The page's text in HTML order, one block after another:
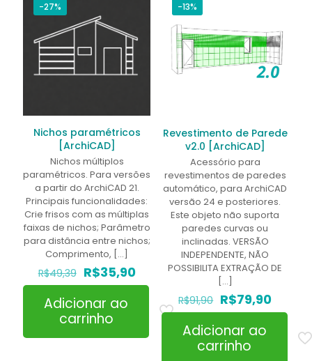
-27%
Nichos paramétricos
[ArchiCAD]
Nichos múltiplos
paramétricos. Para versões
a partir do ArchiCAD 21.
Principais funcionalidades:
Crie frisos com as múltiplas
faixas de nichos; Parâmetro
para distância entre nichos;
Comprimento, […]
R$49,39 O
preço
original
era:
R$49,39.
R$35,90O
preço
R$35,90.
Adicionar ao
carrinho
-13%
Revestimento de Parede
v2.0 [ArchiCAD]
Acessório para
revestimentos de paredes
automático, para ArchiCAD
versão 24 e posteriores.
Este objeto não suporta
paredes curvas ou
inclinadas. VERSÃO
INDEPENDENTE, NÃO
POSSIBILITA EXTRAÇÃO DE
[…]
R$91,90 O
preço
original
era:
R$91,90.
R$79,90O
preço
Adicionar ao
carrinho